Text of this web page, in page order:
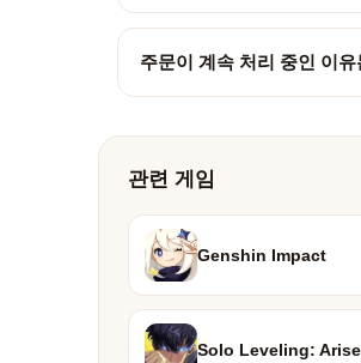
주문이 계속 처리 중인 이
관련 게임
Genshin Impact
Solo Leveling: Arise